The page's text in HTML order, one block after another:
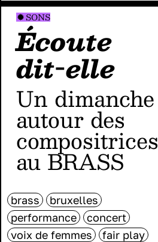
SONS
Écoute
dit-elle
un dimanche
autour des
compositrices
au BRASS
brass
bruxelles
performance
concert
voix de femmes
fair play